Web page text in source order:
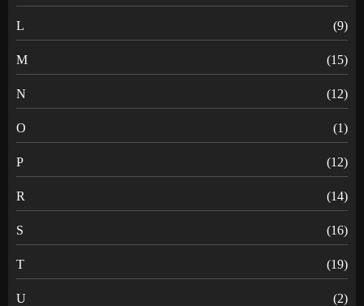
L (9)
M (15)
N (12)
O (1)
P (12)
R (14)
S (16)
T (19)
U (2)